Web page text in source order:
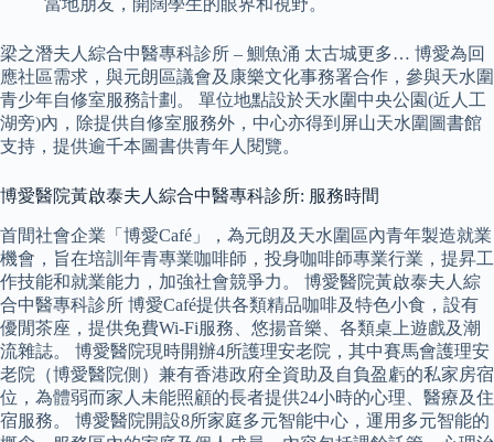
當地朋友，開闊學生的眼界和視野。
梁之潛夫人綜合中醫專科診所 – 鰂魚涌 太古城更多… 博愛為回
應社區需求，與元朗區議會及康樂文化事務署合作，參與天水圍
青少年自修室服務計劃。 單位地點設於天水圍中央公園(近人工
湖旁)內，除提供自修室服務外，中心亦得到屏山天水圍圖書館
支持，提供逾千本圖書供青年人閱覽。
博愛醫院黃啟泰夫人綜合中醫專科診所: 服務時間
首間社會企業「博愛Café」，為元朗及天水圍區內青年製造就業
機會，旨在培訓年青專業咖啡師，投身咖啡師專業行業，提昇工
作技能和就業能力，加強社會競爭力。 博愛醫院黃啟泰夫人綜
合中醫專科診所 博愛Café提供各類精品咖啡及特色小食，設有
優閒茶座，提供免費Wi-Fi服務、悠揚音樂、各類桌上遊戲及潮
流雜誌。 博愛醫院現時開辦4所護理安老院，其中賽馬會護理安
老院（博愛醫院側）兼有香港政府全資助及自負盈虧的私家房宿
位，為體弱而家人未能照顧的長者提供24小時的心理、醫療及住
宿服務。 博愛醫院開設8所家庭多元智能中心，運用多元智能的